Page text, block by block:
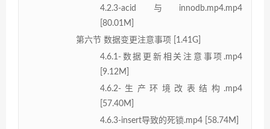
4.2.3-acid与innodb.mp4.mp4
[80.01M]
第六节 数据变更注意事项 [1.41G]
4.6.1-数据更新相关注意事项.mp4
[9.12M]
4.6.2-生产环境改表结构.mp4
[57.40M]
4.6.3-insert导致的死锁.mp4 [58.74M]